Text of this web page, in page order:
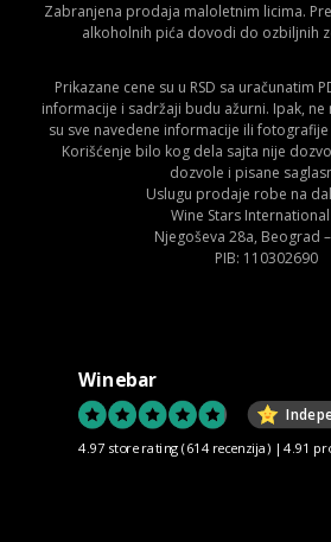
Zabranjena prodaja maloletnim licima.
alkoholnih pića dovodi do ozbiljnih
Prikazane cene su u RSD sa uračunatim
informacije i sadržaji budu ažurni. Ipak,
su sve navedene informacije ili
Korišćenje bilo kog dela sajta nije
dozvole i pisane
Uslugu prodaje robe na
Wine Stars
Njegoševa 28a, Beograd
PIB: 110302690
Winebar
4.97 store rating (614 recenzija) |4.91